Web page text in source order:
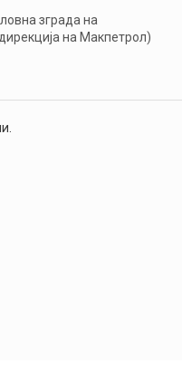
зграда на
на Макпетрол)